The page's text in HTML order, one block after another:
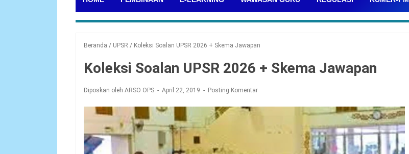
Beranda / UPSR / Koleksi Soalan UPSR 2026 + Skema Jawapan
Koleksi Soalan UPSR 2026 + Skema Jawapan
Diposkan oleh ARSO OPS April 22, 2019 Posting Komentar